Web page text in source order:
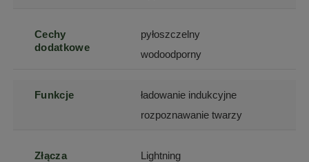
Cechy
dodatkowe
pyłoszczelny
wodoodporny
Funkcje
ładowanie indukcyjne
rozpoznawanie twarzy
Złącza Lightning